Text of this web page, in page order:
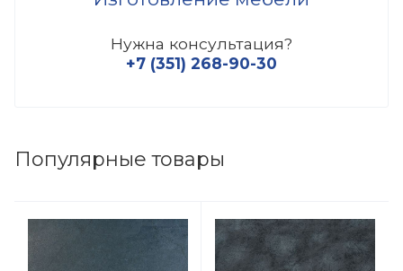
Нужна консультация?
+7 (351) 268-90-30
Популярные товары